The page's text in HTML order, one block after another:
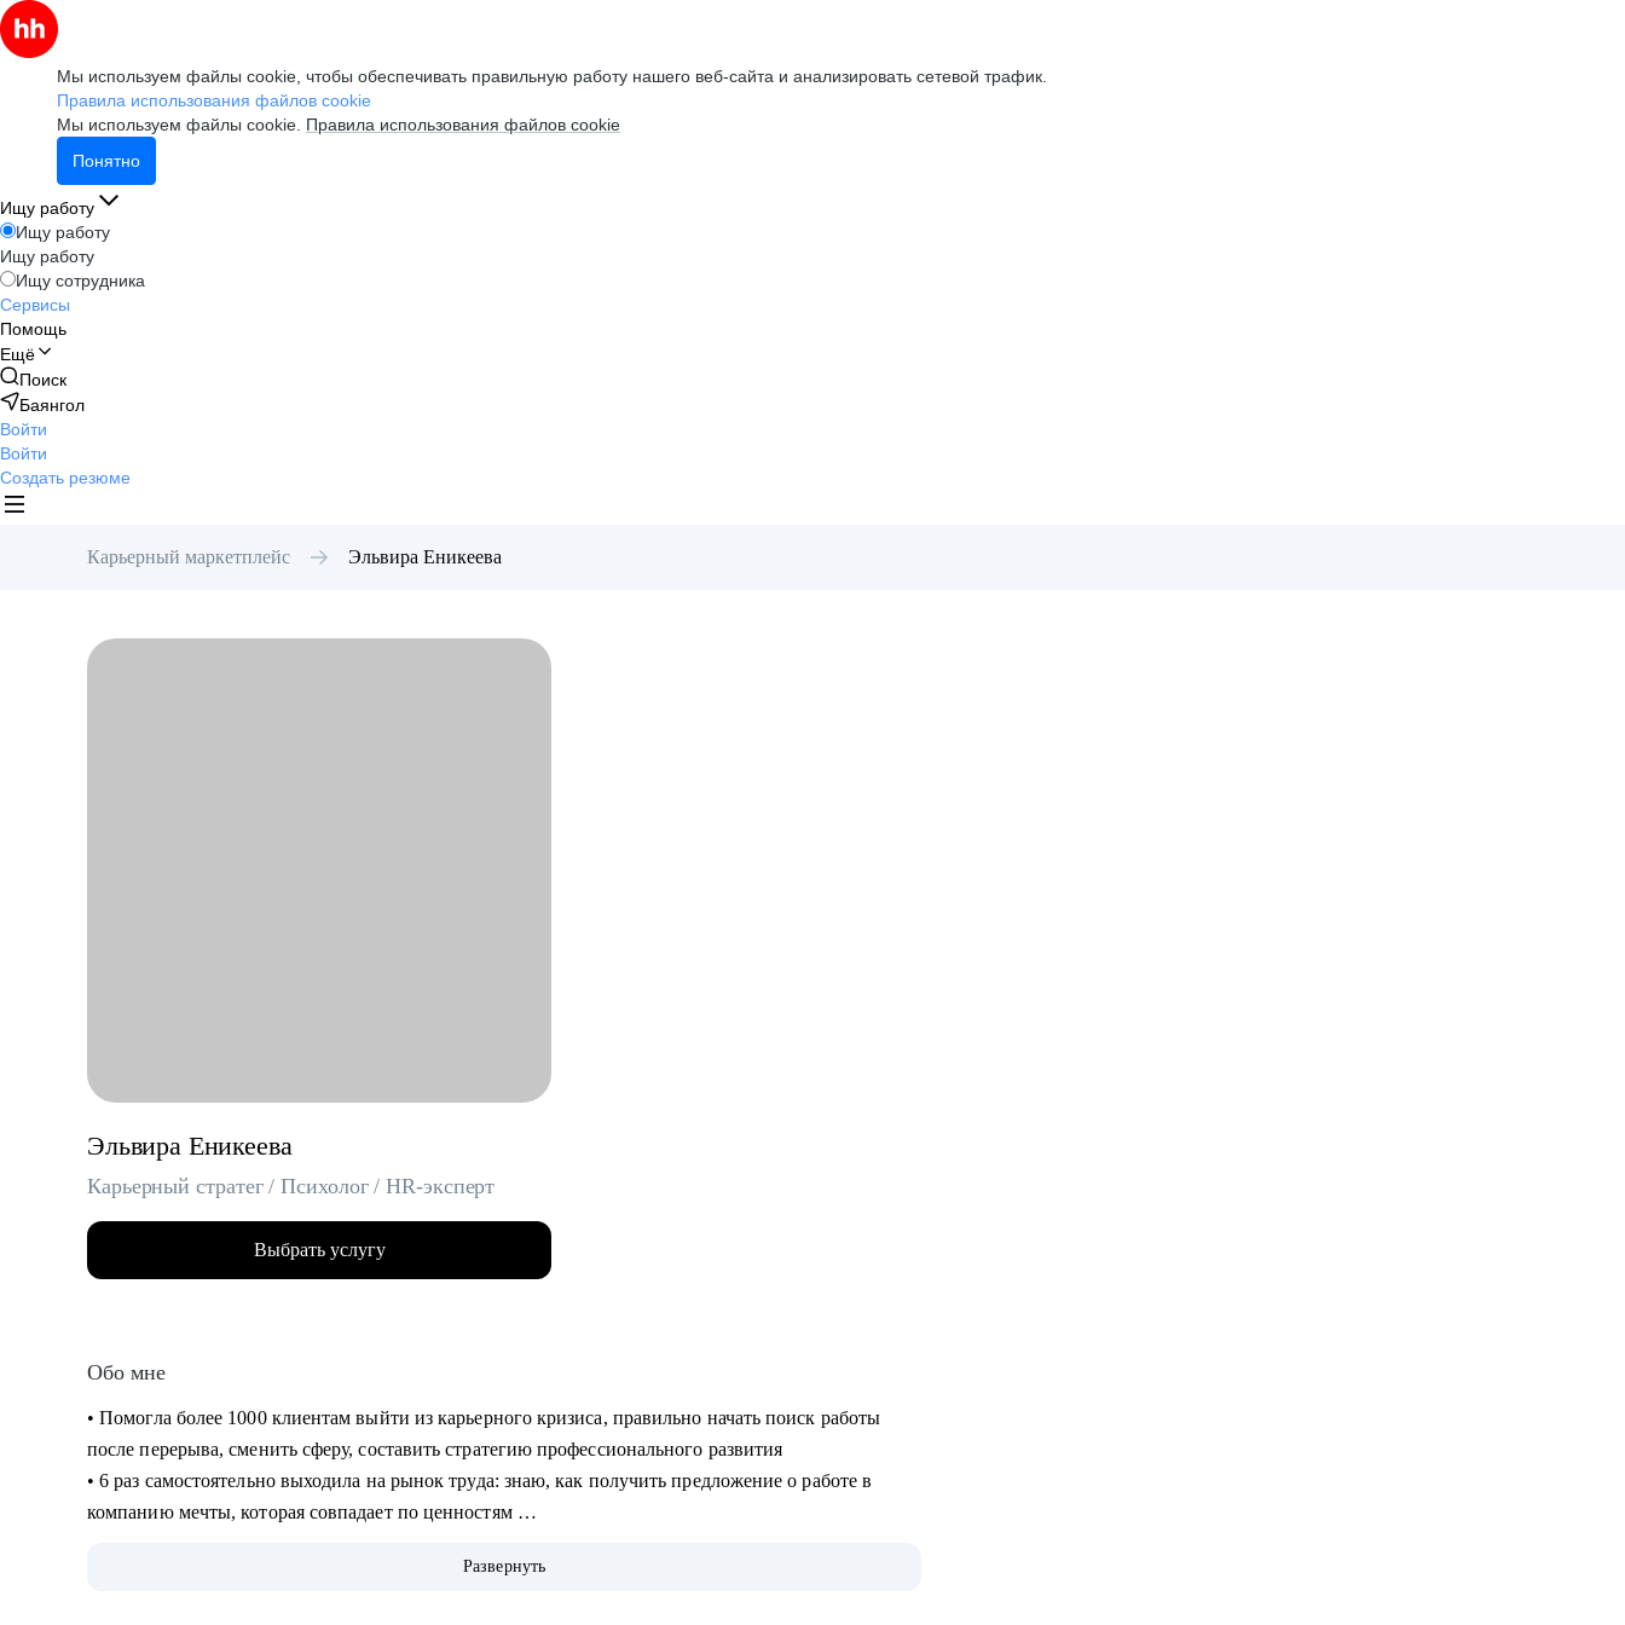
Мы используем файлы cookie, чтобы обеспечивать правильную работу нашего веб-сайта и анализировать сетевой трафик.
Правила использования файлов cookie
Мы используем файлы cookie. Правила использования файлов cookie
Понятно
Ищу работу
Ищу работу
Ищу работу
Ищу сотрудника
Сервисы
Помощь
Ещё
Поиск
Баянгол
Войти
Войти
Создать резюме
Карьерный маркетплейс Эльвира Еникеева
Эльвира Еникеева
Карьерный стратег / Психолог / HR-эксперт
Выбрать услугу
Обо мне
‌‌‌‌‌• Помогла более 1000 клиентам выйти из карьерного кризиса, правильно начать поиск работы
после перерыва, сменить сферу, составить стратегию профессионального развития
‌‌• 6 раз самостоятельно выходила на рынок труда: знаю, как получить предложение о работе в
компанию мечты, которая совпадает по ценностям
Развернуть